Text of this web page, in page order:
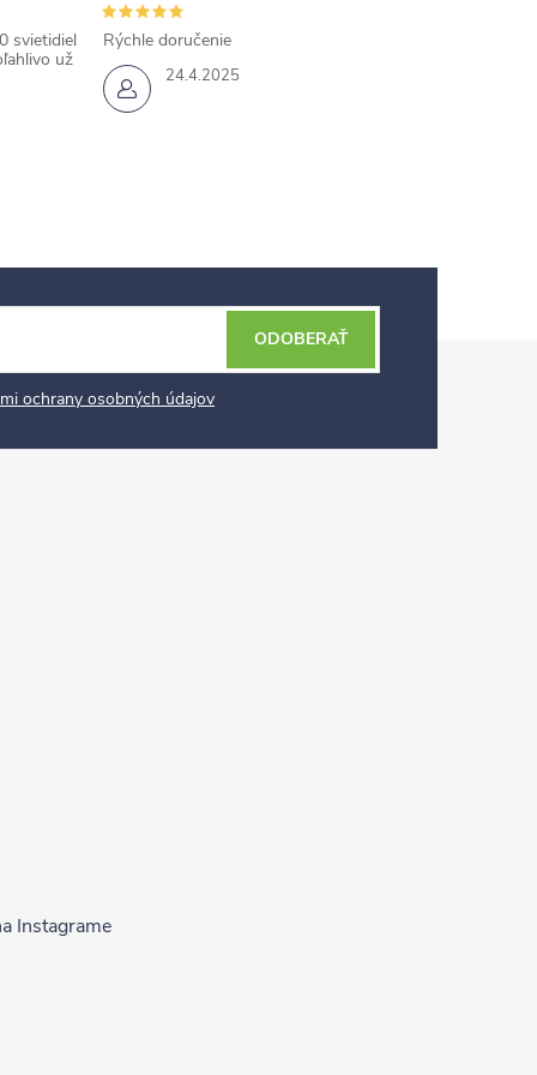
svietidiel
už
24.4.2025
Rýchle doručenie
ochrany osobných údajov
ODOBERAŤ
Instagrame